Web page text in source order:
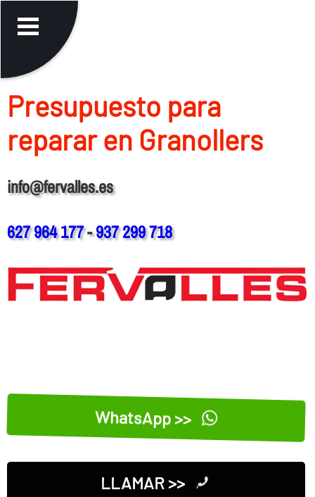
Presupuesto para
reparar en Granollers
info@fervalles.es
627 964 177-937 299 718
WhatsApp >>
LLAMAR >>